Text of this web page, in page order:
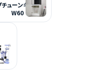
ューンキューブ
W60
ー